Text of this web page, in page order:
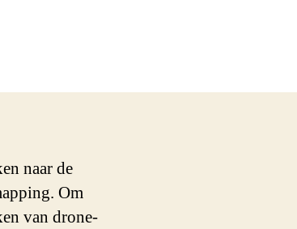
naar de
Om
van drone-